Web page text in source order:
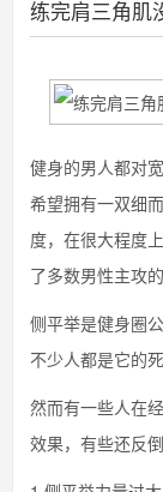
练完肩三角肌
健身的男人都对
希望拥有一双细
度，在很大程度
了多数男性主攻的
侧平举是健身圈
不少人都是它的死
然而有一些人在
效果，有些还反